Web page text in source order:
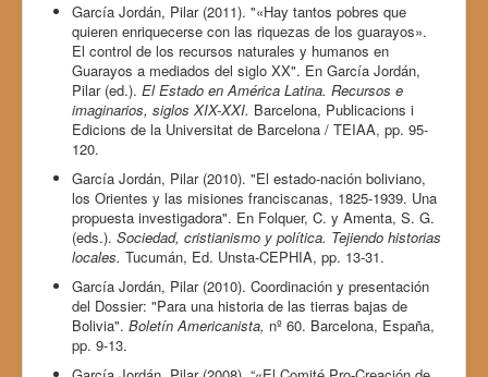
García Jordán, Pilar (2011). "«Hay tantos pobres que
quieren enriquecerse con las riquezas de los guarayos».
El control de los recursos naturales y humanos en
Guarayos a mediados del siglo XX". En García Jordán,
Pilar (ed.). El Estado en América Latina. Recursos e
imaginarios, siglos XIX-XXI. Barcelona, Publicacions i
Edicions de la Universitat de Barcelona / TEIAA, pp. 95-
120.
García Jordán, Pilar (2010). "El estado-nación boliviano,
los Orientes y las misiones franciscanas, 1825-1939. Una
propuesta investigadora". En Folquer, C. y Amenta, S. G.
(eds.). Sociedad, cristianismo y política. Tejiendo historias
locales. Tucumán, Ed. Unsta-CEPHIA, pp. 13-31.
García Jordán, Pilar (2010). Coordinación y presentación
del Dossier: "Para una historia de las tierras bajas de
Bolivia". Boletín Americanista, nº 60. Barcelona, España,
pp. 9-13.